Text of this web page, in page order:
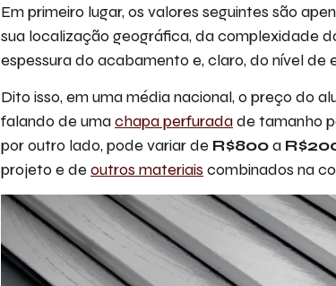
Em primeiro lugar, os valores seguintes são
sua localização geográfica, da complexidade
espessura do acabamento e, claro, do nível de
Dito isso, em uma média nacional, o preço do
falando de umachapa perfuradade tamanho
por outro lado, pode variar de R$800a
projeto e de outros materiais combinados na